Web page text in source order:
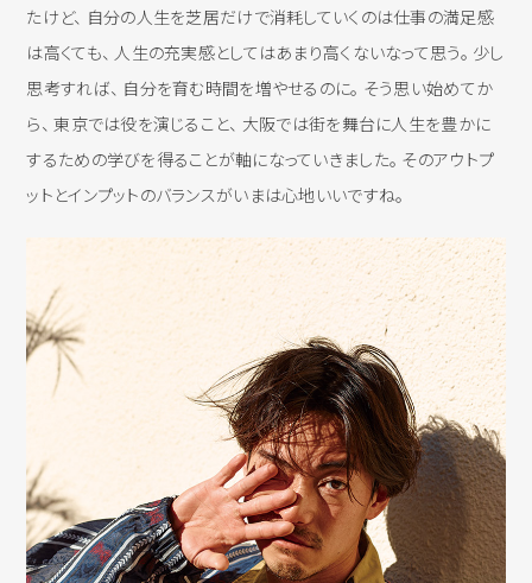
たけど、 自分の人生を芝居だけで消耗していくのは仕事の満足感
は高くても、 人生の充実感としてはあまり高くないなって思う。 少し
思考すれば、 自分を育む時間を増やせるのに。 そう思い始めてか
ら、 東京では役を演じること、 大阪では街を舞台に人生を豊かに
するための学びを得ることが軸になっていきました。 そのアウトプ
ットとインプットのバランスがいまは心地いいですね。